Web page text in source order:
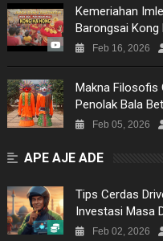
Kemeriahan
Barongsai Kong
Feb 16, 2026
Makna Filosofis
Penolak Bala
Feb 05, 2026
APE AJE ADE
Tips Cerdas
Investasi Masa
Feb 02, 2026